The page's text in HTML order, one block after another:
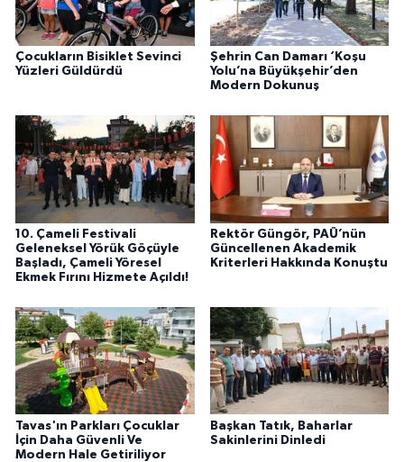
Çocukların Bisiklet Sevinci
Yüzleri Güldürdü
Şehrin Can Damarı ‘Koşu
Yolu’na Büyükşehir’den
Modern Dokunuş
10. Çameli Festivali
Geleneksel Yörük Göçüyle
Başladı, Çameli Yöresel
Ekmek Fırını Hizmete Açıldı!
Rektör Güngör, PAÜ’nün
Güncellenen Akademik
Kriterleri Hakkında Konuştu
Tavas'ın Parkları Çocuklar
İçin Daha Güvenli Ve
Modern Hale Getiriliyor
Başkan Tatık, Baharlar
Sakinlerini Dinledi